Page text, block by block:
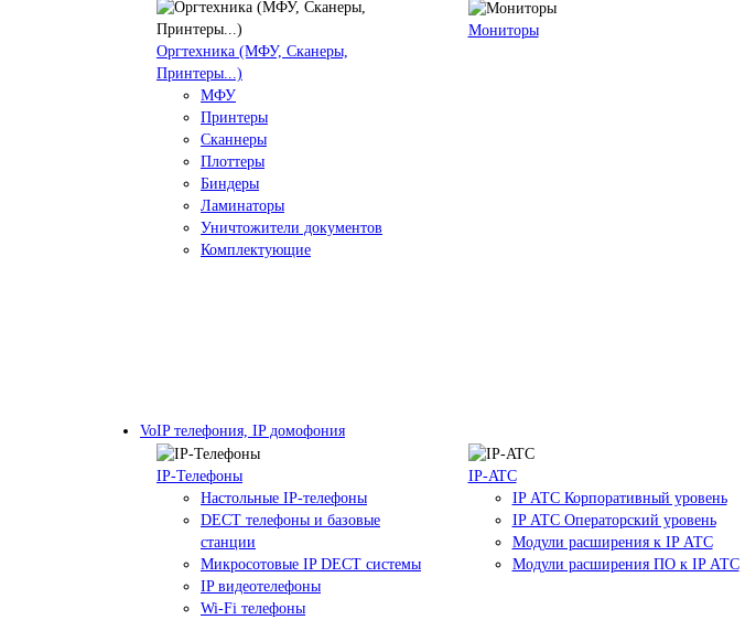
Оргтехника (МФУ, Сканеры,
Принтеры...)
МФУ
Принтеры
Сканнеры
Плоттеры
Биндеры
Ламинаторы
Уничтожители документов
Комплектующие
Мониторы
VoIP телефония, IP домофония
IP-Телефоны
Настольные IP-телефоны
DECT телефоны и базовые
станции
Микросотовые IP DECT системы
IP видеотелефоны
Wi-Fi телефоны
IP-ATC
IP АТС Корпоративный уровень
IP АТС Операторский уровень
Модули расширения к IP АТС
Модули расширения ПО к IP АТС